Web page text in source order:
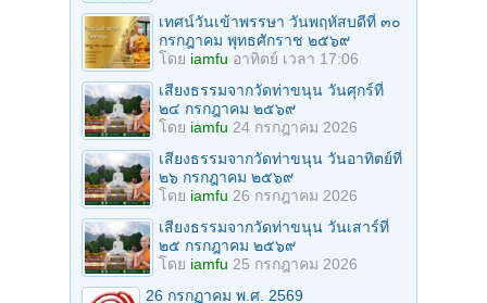
เทศน์วันเข้าพรรษา วันพฤหัสบดีที่ ๓๐
กรกฎาคม พุทธศักราช ๒๕๖๙
โดย iamfu อาทิตย์ เวลา 17:06
เสียงธรรมจากวัดท่าขนุน วันศุกร์ที่
๒๔ กรกฎาคม ๒๕๖๙
โดย iamfu 24 กรกฎาคม 2026
เสียงธรรมจากวัดท่าขนุน วันอาทิตย์ที่
๒๖ กรกฎาคม ๒๕๖๙
โดย iamfu 26 กรกฎาคม 2026
เสียงธรรมจากวัดท่าขนุน วันเสาร์ที่
๒๕ กรกฎาคม ๒๕๖๙
โดย iamfu 25 กรกฎาคม 2026
26 กรกฏาคม พ.ศ. 2569